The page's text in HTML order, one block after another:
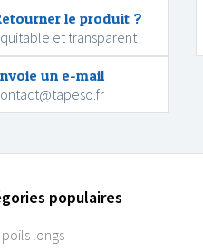
le produit ?
et transparent
un e-mail
populaires
longs